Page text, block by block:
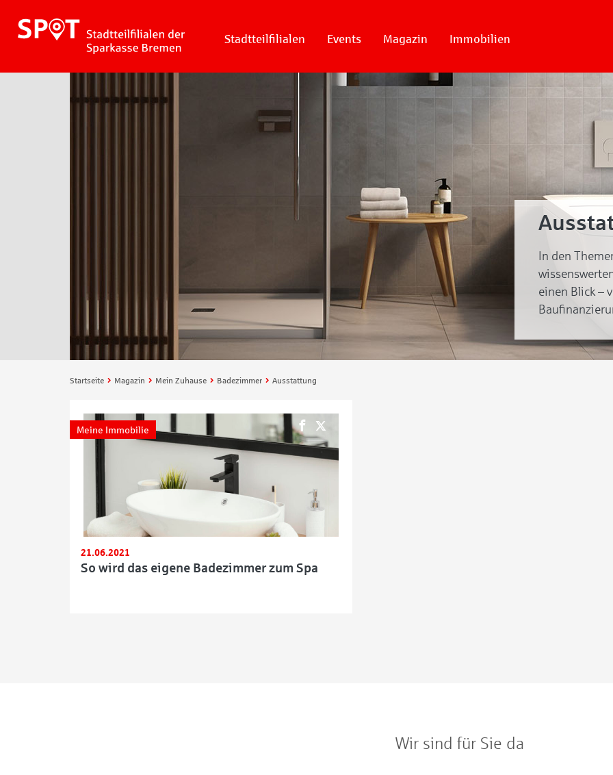
Stadtteilfilialen Events Magazin Immobilien
In den
einen Blick –
Startseite Magazin Mein Zuhause Badezimmer Ausstattung
Meine Immobilie
21.06.2021
So wird das eigene Badezimmer zum Spa
Wir sind für Sie da